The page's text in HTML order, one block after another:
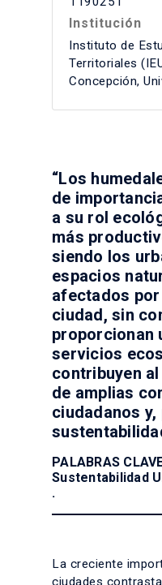
Institución
Instituto de
Territoriales
Concepción,
“Los
de
a su rol
más
siendo los
espacios
afectados por
ciudad, sin
proporcionan
servicios
contribuyen
de amplias
ciudadanos
PALABRAS
Sustentabilidad
.
La creciente